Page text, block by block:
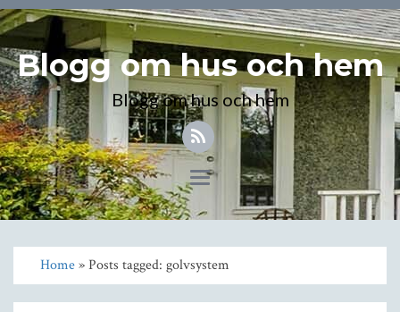
Blogg om hus och hem
Blogg om hus och hem
Toggle
navigation
Home» Posts tagged: golvsystem